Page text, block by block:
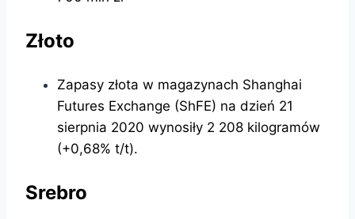
Złoto
Zapasy złota w magazynach Shanghai
Futures Exchange (ShFE) na dzień 21
sierpnia 2020 wynosiły 2 208 kilogramów
(+0,68% t/t).
Srebro